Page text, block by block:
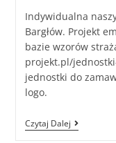
Indywidualna
Bargłów. Projekt
bazie wzorów
projekt.pl/
jednostki do
logo.
Czytaj Dalej